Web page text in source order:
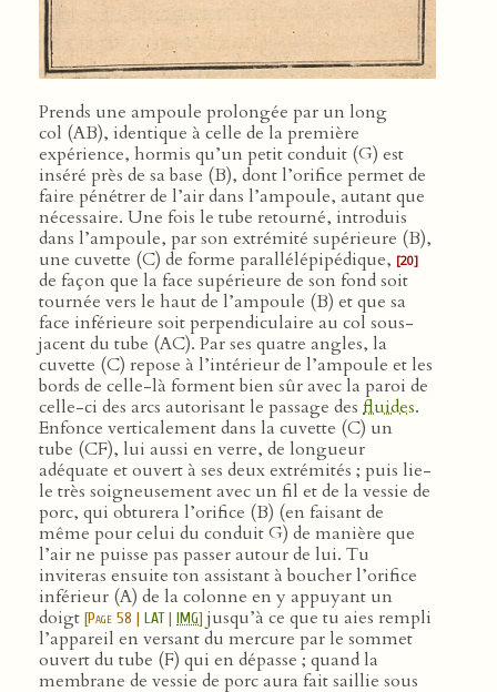
Prends une ampoule prolongée par un long
col (AB), identique à celle de la première
expérience, hormis qu’un petit conduit (G) est
inséré près de sa base (B), dont l’orifice permet de
faire pénétrer de l’air dans l’ampoule, autant que
nécessaire. Une fois le tube retourné, introduis
dans l’ampoule, par son extrémité supérieure (B),
une cuvette (C) de forme parallélépipédique, [20]
de façon que la face supérieure de son fond soit
tournée vers le haut de l’ampoule (B) et que sa
face inférieure soit perpendiculaire au col sous-
jacent du tube (AC). Par ses quatre angles, la
cuvette (C) repose à l’intérieur de l’ampoule et les
bords de celle-là forment bien sûr avec la paroi de
celle-ci des arcs autorisant le passage des fluides.
Enfonce verticalement dans la cuvette (C) un
tube (CF), lui aussi en verre, de longueur
adéquate et ouvert à ses deux extrémités ; puis lie-
le très soigneusement avec un fil et de la vessie de
porc, qui obturera l’orifice (B) (en faisant de
même pour celui du conduit G) de manière que
l’air ne puisse pas passer autour de lui. Tu
inviteras ensuite ton assistant à boucher l’orifice
inférieur (A) de la colonne en y appuyant un
doigt [Page 58 | LAT| IMG] jusqu’à ce que tu aies rempli
l’appareil en versant du mercure par le sommet
ouvert du tube (F) qui en dépasse ; quand la
membrane de vessie de porc aura fait saillie sous